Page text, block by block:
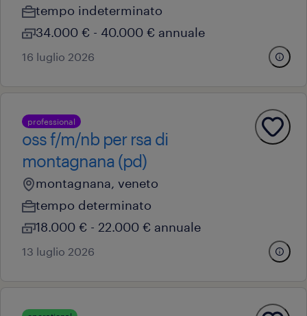
tempo indeterminato
34.000 € - 40.000 € annuale
16 luglio 2026
professional
oss f/m/nb per rsa di
montagnana (pd)
montagnana, veneto
tempo determinato
18.000 € - 22.000 € annuale
13 luglio 2026